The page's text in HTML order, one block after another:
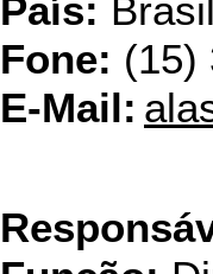
País: Brasil
Fone: (15)
E-Mail: